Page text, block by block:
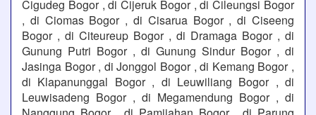
Cigudeg Bogor , di Cijeruk Bogor , di Cileungsi Bogor
, di Ciomas Bogor , di Cisarua Bogor , di Ciseeng
Bogor , di Citeureup Bogor , di Dramaga Bogor , di
Gunung Putri Bogor , di Gunung Sindur Bogor , di
Jasinga Bogor , di Jonggol Bogor , di Kemang Bogor ,
di Klapanunggal Bogor , di Leuwiliang Bogor , di
Leuwisadeng Bogor , di Megamendung Bogor , di